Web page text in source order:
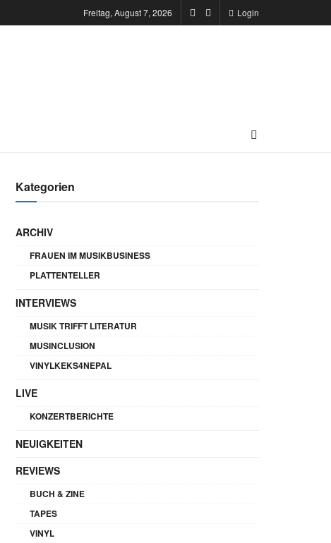
Freitag, August 7, 2026 Login
Kategorien
ARCHIV
FRAUEN IM MUSIKBUSINESS
PLATTENTELLER
INTERVIEWS
MUSIK TRIFFT LITERATUR
MUSINCLUSION
VINYLKEKS4NEPAL
LIVE
KONZERTBERICHTE
NEUIGKEITEN
REVIEWS
BUCH & ZINE
TAPES
VINYL